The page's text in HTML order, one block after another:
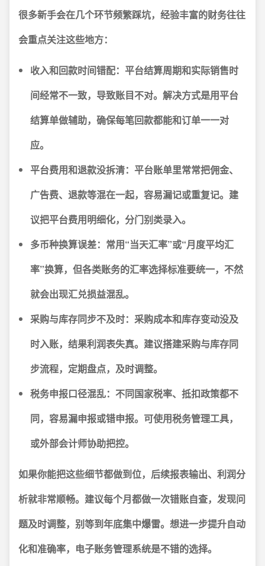
很多新手会在几个环节频繁踩坑，经验丰富的财务往往
会重点关注这些地方：
收入和回款时间错配： 平台结算周期和实际销售时
间经常不一致，导致账目不对。解决方式是用平台
结算单做辅助，确保每笔回款都能和订单一一对
应。
平台费用和退款没拆清： 平台账单里常常把佣金、
广告费、退款等混在一起，容易漏记或重复记。建
议把平台费用明细化，分门别类录入。
多币种换算误差： 常用“当天汇率”或“月度平均汇
率”换算，但各类账务的汇率选择标准要统一，不然
就会出现汇兑损益混乱。
采购与库存同步不及时： 采购成本和库存变动没及
时入账，结果利润表失真。建议搭建采购与库存同
步流程，定期盘点，及时调整。
税务申报口径混乱： 不同国家税率、抵扣政策都不
同，容易漏申报或错申报。可使用税务管理工具，
或外部会计师协助把控。
如果你能把这些细节都做到位，后续报表输出、利润分
析就非常顺畅。建议每个月都做一次错账自查，发现问
题及时调整，别等到年底集中爆雷。想进一步提升自动
化和准确率，电子账务管理系统是不错的选择。